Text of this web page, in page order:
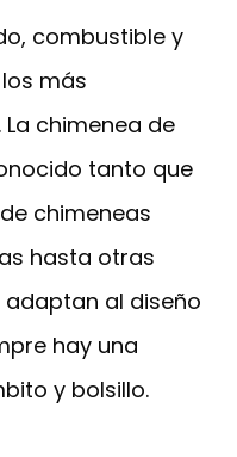
combustible y
más
chimenea de
tanto que
chimeneas
hasta otras
al diseño
hay una
y bolsillo.